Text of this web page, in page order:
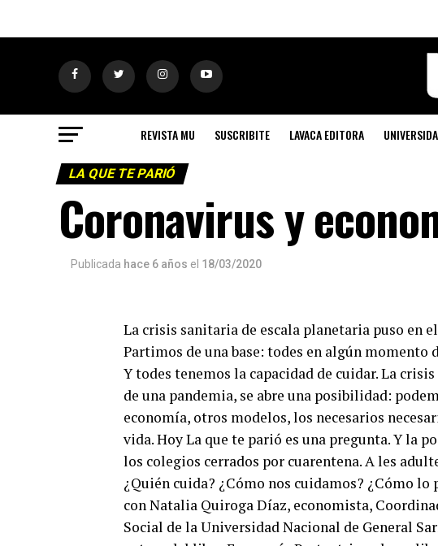
REVISTA MU SUSCRIBITE LAVACA EDITORA
LA QUE TE PARIÓ
Coronavirus y
Publicada hace 6 años el 18/03/2020
La crisis sanitaria de escala planetaria puso en
Partimos de una base: todes en algún momento
Y todes tenemos la capacidad de cuidar. La
de una pandemia, se abre una posibilidad:
economía, otros modelos, los necesarios
vida. Hoy La que te parió es una pregunta. Y la
los colegios cerrados por cuarentena. A les
¿Quién cuida? ¿Cómo nos cuidamos? ¿Cómo
con Natalia Quiroga Díaz, economista,
Social de la Universidad Nacional de General